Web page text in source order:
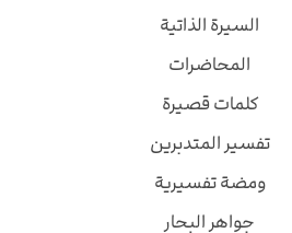
السيرة الذاتية
المحاضرات
كلمات قصيرة
تفسير المتدبرين
ومضة تفسيرية
جواهر البحار